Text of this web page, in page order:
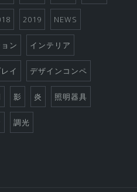
2019 NEWS
ン インテリア
イ デザインコンペ
影 炎 照明器具
調光